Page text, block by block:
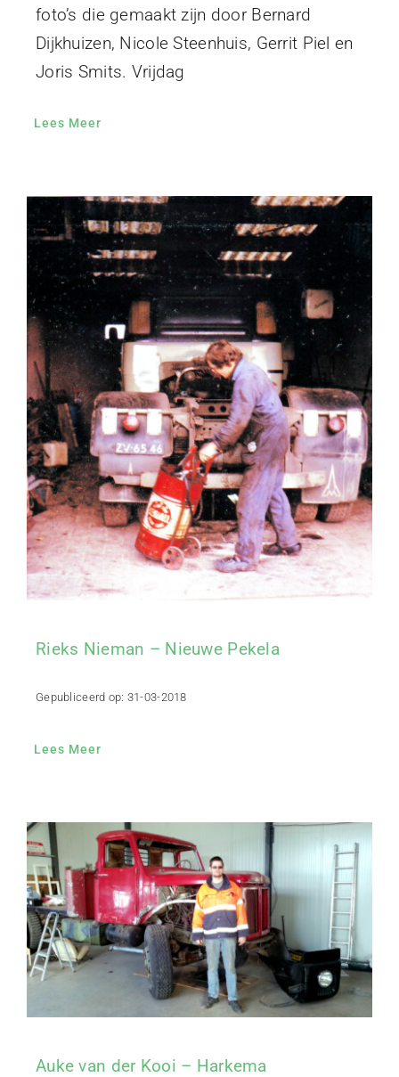
foto’s die gemaakt zijn door Bernard
Dijkhuizen, Nicole Steenhuis, Gerrit Piel en
Joris Smits. Vrijdag
Lees Meer
Rieks Nieman – Nieuwe Pekela
Gepubliceerd op: 31-03-2018
Lees Meer
Auke van der Kooi – Harkema